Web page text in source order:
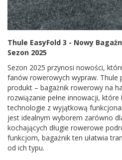
DACHOWE
Bagażniki
dachowe
SPORTOWE
Turystyka
Przyczepy
samochodowe
Thule EasyFold 3 - Nowy
Sezon 2025
Sezon 2025 przynosi nowości,
fanów rowerowych wypraw. Thule
produkt – bagażnik rowerowy na
rozwiązanie pełne innowacji, które
technologie z wyjątkową
jest idealnym wyborem zarówno
kochających długie rowerowe
funkcjom, bagażnik ten ułatwia
od ich typu.